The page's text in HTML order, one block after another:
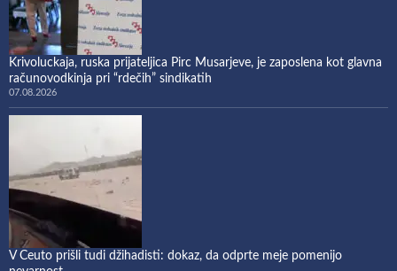
Krivoluckaja, ruska prijateljica Pirc Musarjeve, je zaposlena kot glavna
računovodkinja pri “rdečih” sindikatih
07.08.2026
V Ceuto prišli tudi džihadisti: dokaz, da odprte meje pomenijo